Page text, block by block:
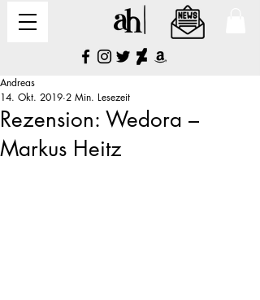
Rezension: Wedora –
Markus Heitz
Andreas
14. Okt. 2019 2 Min. Lesezeit